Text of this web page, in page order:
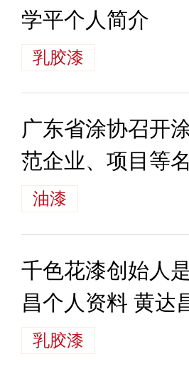
学平个人简介
乳胶漆
广东省涂协召开
范企业、项目等
油漆
千色花漆创始人
昌个人资料 黄达
乳胶漆